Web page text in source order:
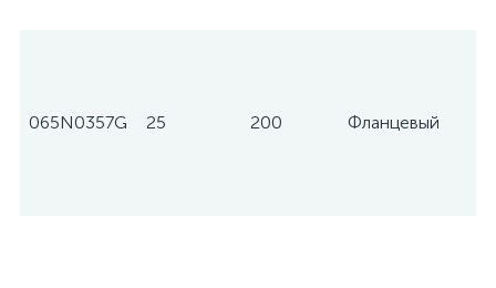
065N0357G 25 200 Фланцевый